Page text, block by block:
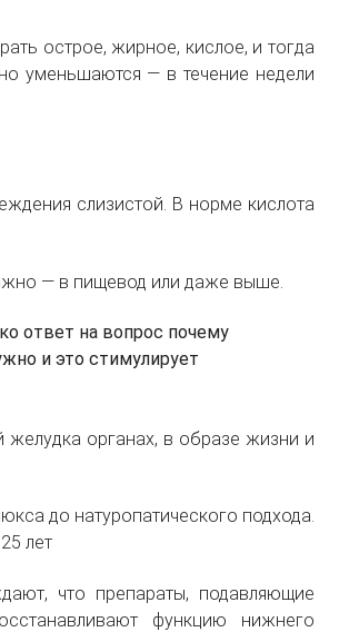
острое, жирное, кислое, и тогда
уменьшаются — в течение недели
слизистой. В норме кислота
— в пищевод или даже выше.
ответ на вопрос почему
и это стимулирует
желудка органах, в образе жизни и
до натуропатического подхода.
лет
что препараты, подавляющие
функцию нижнего